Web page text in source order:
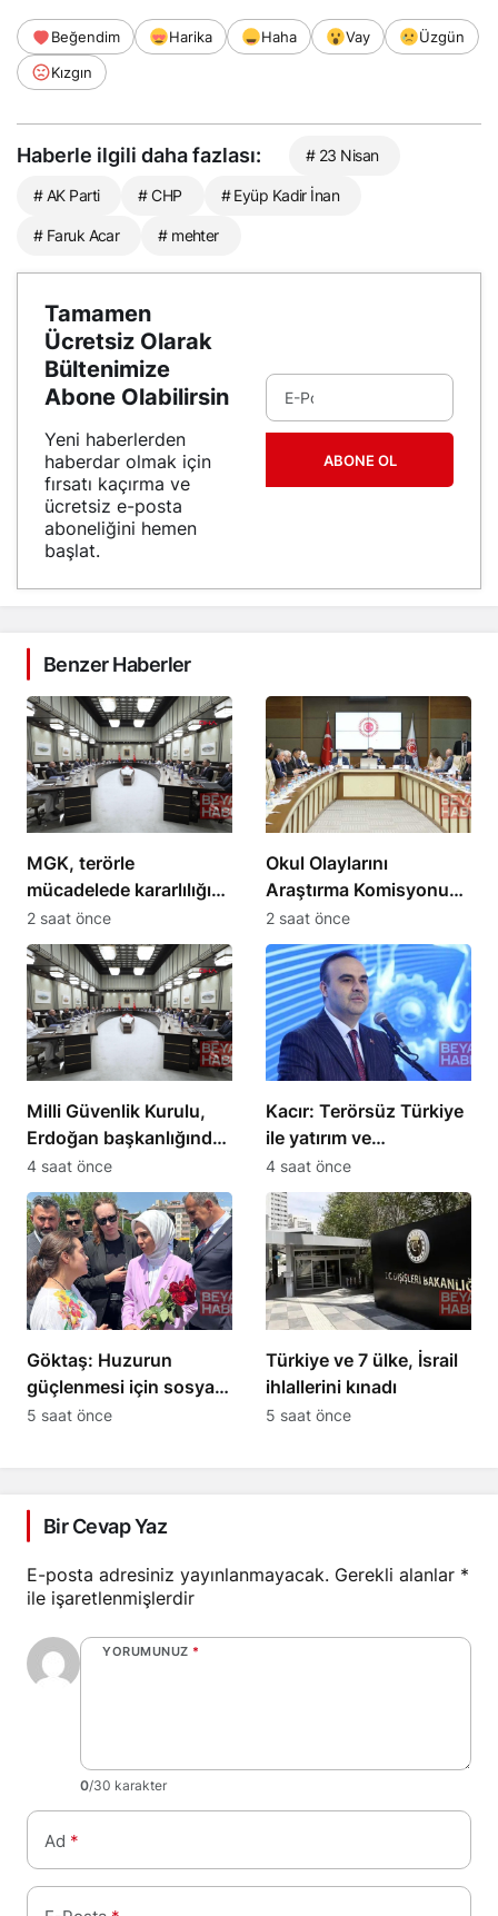
Beğendim Harika Haha Vay
Üzgün
Kızgın
Haberle ilgili daha fazlası: # 23 Nisan
# AK Parti # CHP # Eyüp Kadir İnan
# Faruk Acar # mehter
Tamamen
Ücretsiz Olarak
Bültenimize
Abone Olabilirsin
Yeni haberlerden
haberdar olmak için
fırsatı kaçırma ve
ücretsiz e-posta
aboneliğini hemen
başlat.
ABONE OL
Benzer Haberler
MGK, terörle
mücadelede kararlılığın
süreceğini açıkladı
2 saat önce
Okul Olaylarını
Araştırma Komisyonu
milletvekilleri önerilerini
sundu
2 saat önce
Milli Güvenlik Kurulu,
Erdoğan başkanlığında
toplandı
4 saat önce
Kacır: Terörsüz Türkiye
ile yatırım ve
kalkınmanın önü
açılacak
4 saat önce
Göktaş: Huzurun
güçlenmesi için sosyal
dayanışma şart
5 saat önce
Türkiye ve 7 ülke, İsrail
ihlallerini kınadı
5 saat önce
Bir Cevap Yaz
E-posta adresiniz yayınlanmayacak. Gerekli alanlar *
ile işaretlenmişlerdir
YORUMUNUZ *
0/30 karakter
Ad *